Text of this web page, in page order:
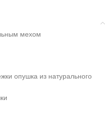
мехом
опушка из натурального